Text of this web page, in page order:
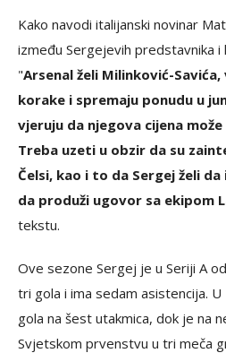
Kako navodi italijanski novinar
između Sergejevih predstavnika
"Arsenal želi Milinković-
korake i spremaju ponudu u
vjeruju da njegova cijena
Treba uzeti u obzir da su
Čelsi, kao i to da Sergej želi
da produži ugovor sa ekipom
tekstu.
Ove sezone Sergej je u Seriji A
tri gola i ima sedam asistencija.
gola na šest utakmica, dok je na
Svjetskom prvenstvu u tri meča